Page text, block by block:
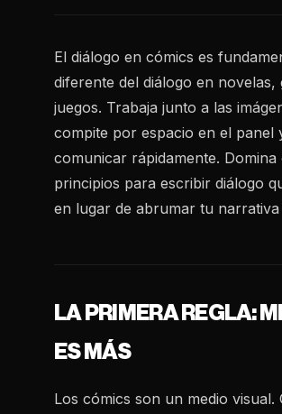
El diálogo en cómics es
diferente del diálogo en novelas,
juegos. Trabaja junto a las
compite por espacio en el panel
comunicar rápidamente. Domina
principios para escribir diálogo
en lugar de abrumar tu narrativa
LA PRIMERA REGLA:
ES MÁS
Los cómics son un medio visual.